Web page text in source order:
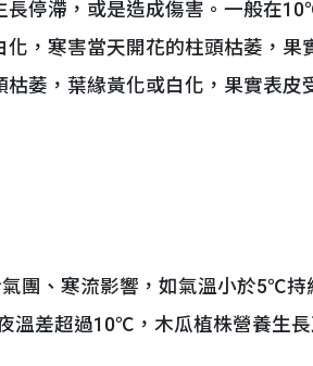
停滯，或是造成傷害。一般在
，寒害當天開花的柱頭枯萎，果
萎，葉緣黃化或白化，果實表皮
、寒流影響，如氣溫小於5℃持
差超過10℃，木瓜植株營養生長